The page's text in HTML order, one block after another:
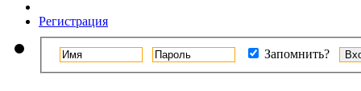
Регистрация
Запомнить?